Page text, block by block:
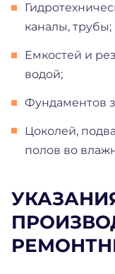
каналы, трубы;
Емкостей и
водой;
Фундаментов
Цоколей,
полов во